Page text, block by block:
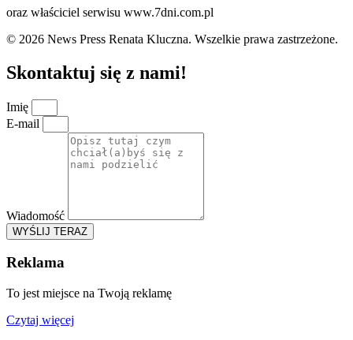
oraz właściciel serwisu www.7dni.com.pl
© 2026 News Press Renata Kluczna. Wszelkie prawa zastrzeżone.
Skontaktuj się z nami!
Imię
E-mail
Wiadomość
WYŚLIJ TERAZ
Reklama
To jest miejsce na Twoją reklamę
Czytaj więcej